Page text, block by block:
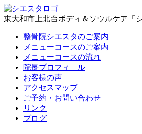
東大和市上北台ボディ＆ソウルケア「
整骨院シエスタのご案内
メニューコースのご案内
メニューコースの流れ
院長プロフィール
お客様の声
アクセスマップ
ご予約・お問い合わせ
リンク
ブログ